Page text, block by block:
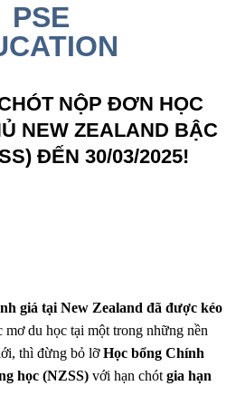
NỘP ĐƠN HỌC
NEW ZEALAND BẬC
ĐẾN 30/03/2025!
giá tại New Zealand đã được kéo
mơ du học tại một trong những nền
thì đừng bỏ lỡHọc bổng Chính
học (NZSS) với hạn chót gia hạn